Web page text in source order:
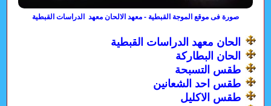
صورة فى موقع الموجة القبطية - معهد الالحان معهد الدراسات القبطية
الحان معهد الدراسات القبطية
الحان البطاركة
طقس التسبحة
طقس احد الشعانين
طقس الاكليل